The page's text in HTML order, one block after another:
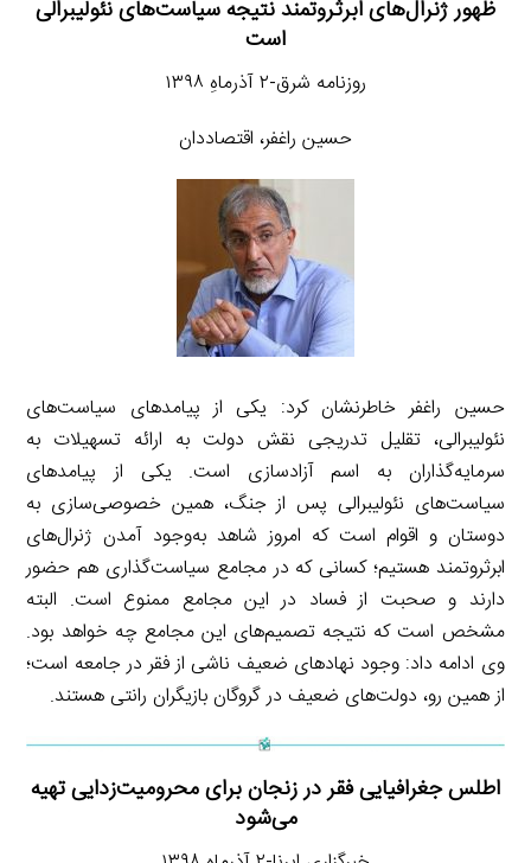
ظهور ژنرال‌های ابرثروتمند نتیجه سیاست‌های نئولیبرالی
است
روزنامه شرق-۲ آذرماهِ ۱۳۹۸
حسین راغفر، اقتصاددان
حسین راغفر خاطرنشان کرد: یکی از پیامدهای سیاست‌های
نئولیبرالی، تقلیل تدریجی نقش دولت به ارائه تسهیلات به
سرمایه‌گذاران به اسم آزادسازی است. یکی از پیامدهای
سیاست‌های نئولیبرالی پس از جنگ، همین خصوصی‌سازی به
دوستان و اقوام است که امروز شاهد به‌وجود آمدن ژنرال‌های
ابرثروتمند هستیم؛ کسانی که در مجامع سیاست‌گذاری هم حضور
دارند و صحبت از فساد در این مجامع ممنوع است. البته
مشخص است که نتیجه تصمیم‌های این مجامع چه خواهد بود.
وی ادامه داد: وجود نهادهای ضعیف ناشی از فقر در جامعه است؛
از همین رو، دولت‌های ضعیف در گروگان بازیگران رانتی هستند.
اطلس جغرافیایی فقر در زنجان برای محرومیت‌زدایی تهیه
می‌شود